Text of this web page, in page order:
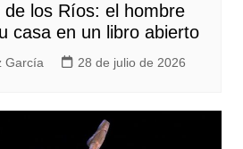
de los Ríos: el hombre
casa en un libro abierto
García 28 de julio de 2026